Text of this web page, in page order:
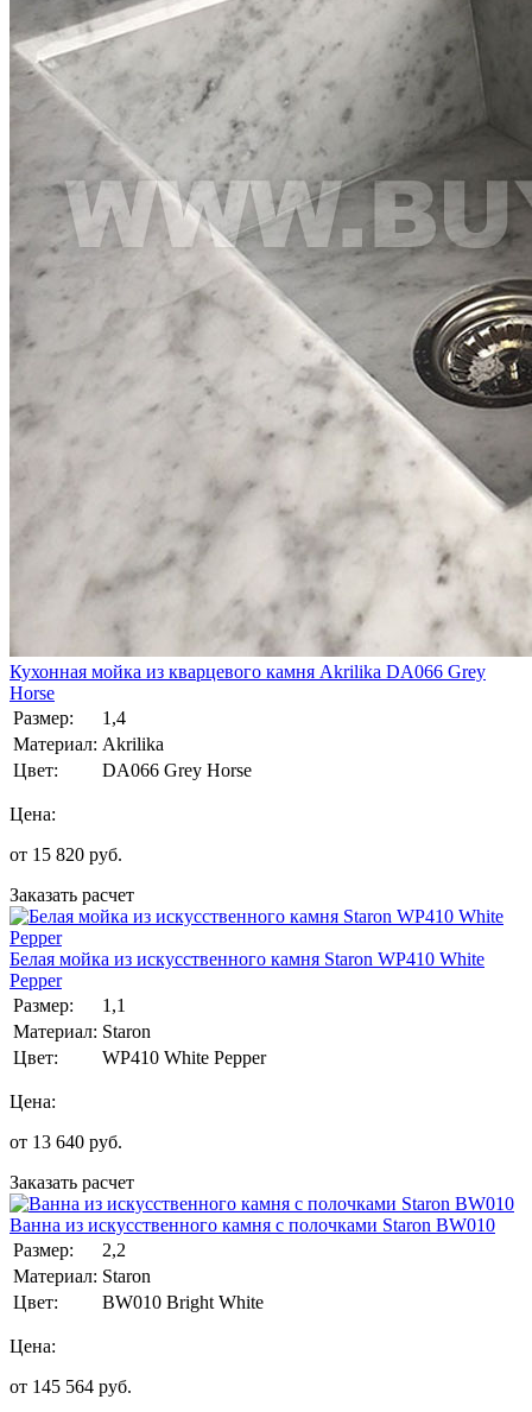
Кухонная мойка из кварцевого камня Akrilika DA066 Grey
Horse
Размер:
1,4
Материал: Akrilika
Цвет:
DA066 Grey Horse
Цена:
от 15 820 руб.
Заказать расчет
Белая мойка из искусственного камня Staron WP410 White
Pepper
Размер:
1,1
Материал: Staron
Цвет:
WP410 White Pepper
Цена:
от 13 640 руб.
Заказать расчет
Ванна из искусственного камня с полочками Staron BW010
Размер:
2,2
Материал: Staron
Цвет:
BW010 Bright White
Цена:
от 145 564 руб.